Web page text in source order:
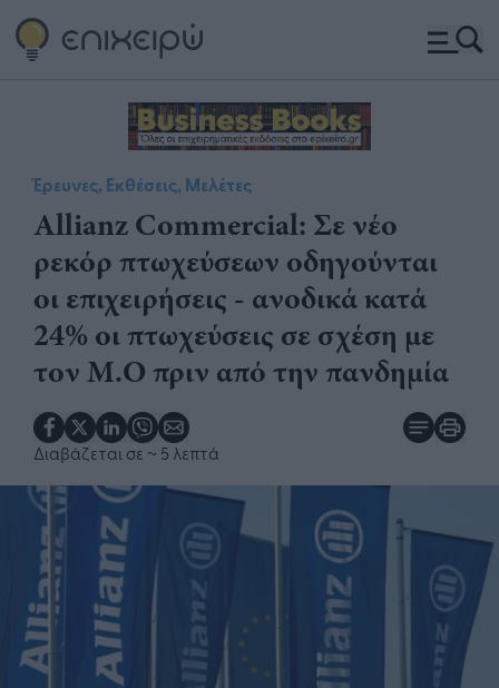
Έρευνες, Εκθέσεις, Μελέτες
Allianz Commercial: Σε νέο
ρεκόρ πτωχεύσεων οδηγούνται
οι επιχειρήσεις - ανοδικά κατά
24% οι πτωχεύσεις σε σχέση με
τον Μ.Ο πριν από την πανδημία
Διαβάζεται σε ~ 5 λεπτά